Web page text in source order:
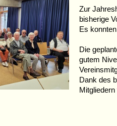
Zur
bisherige
Es
Die
gutem
Dank des